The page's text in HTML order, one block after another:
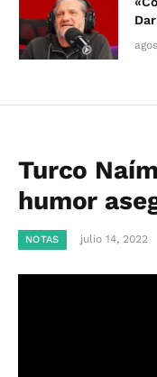
Turco
humor
NOTAS julio 14, 2022